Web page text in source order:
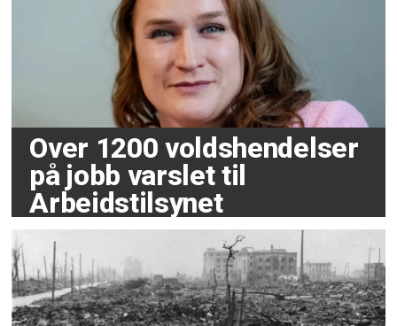
Over 1200 voldshendelser
på jobb varslet til
Arbeidstilsynet